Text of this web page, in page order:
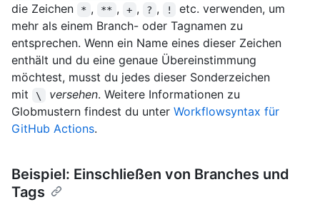
die Zeichen
* , ** , + , ? , !
etc. verwenden, um
mehr als einem Branch- oder Tagnamen zu
entsprechen. Wenn ein Name eines dieser Zeichen
enthält und du eine genaue Übereinstimmung
möchtest, musst du jedes dieser Sonderzeichen
mit
\ versehen. Weitere Informationen zu
Globmustern findest du unter Workflowsyntax für
GitHub Actions.
Beispiel: Einschließen von Branches und
Tags